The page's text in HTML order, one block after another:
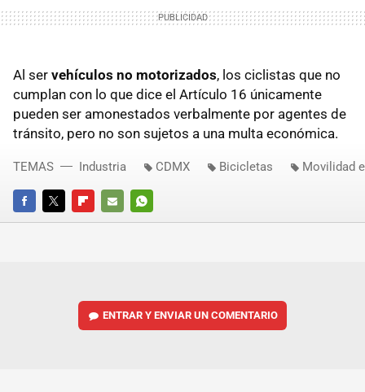
Al ser vehículos no motorizados, los ciclistas que no
cumplan con lo que dice el Artículo 16 únicamente
pueden ser amonestados verbalmente por agentes de
tránsito, pero no son sujetos a una multa económica.
FACEBOOKTWITTERFLIPBOARD
E-
WHATSAPP
TEMAS Industria CDMX Bicicletas Movilidad
ENTRAR Y ENVIAR UN COMENTARIO